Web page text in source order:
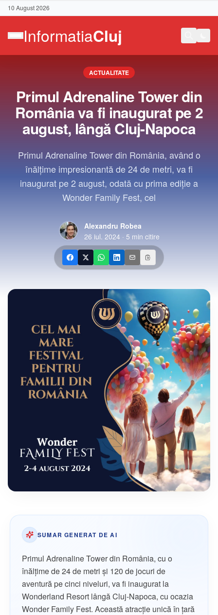
10 August 2026
ACTUALITATE
Primul Adrenaline Tower din
România va fi inaugurat pe 2
august, lângă Cluj-Napoca
Primul Adrenaline Tower din România, având o
înălțime impresionantă de 24 de metri, va fi
inaugurat pe 2 august, odată cu prima ediție a
Wonder Family Fest, cel
Alexandru Robea
26 iul. 2024· 5 min citire
SUMAR GENERAT DE AI
Primul Adrenaline Tower din România, cu o
înălțime de 24 de metri și 120 de jocuri de
aventură pe cinci niveluri, va fi inaugurat la
Wonderland Resort lângă Cluj-Napoca, cu ocazia
Wonder Family Fest. Această atracție unică în țară